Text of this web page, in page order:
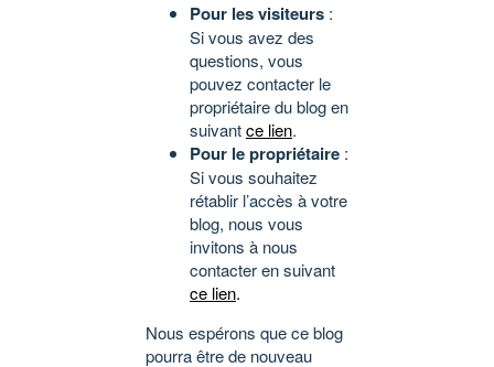
Pour les visiteurs :
Si vous avez des
questions, vous
pouvez contacter le
propriétaire du blog en
suivantce lien.
Pour le propriétaire :
Si vous souhaitez
rétablir l’accès à votre
blog, nous vous
invitons à nous
contacter en suivant
ce lien.
Nous espérons que ce blog
pourra être de nouveau